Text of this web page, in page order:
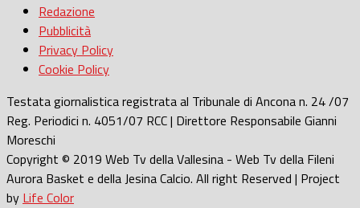
Redazione
Pubblicità
Privacy Policy
Cookie Policy
Testata giornalistica registrata al Tribunale di Ancona n. 24 /07
Reg. Periodici n. 4051/07 RCC | Direttore Responsabile Gianni
Moreschi
Copyright © 2019 Web Tv della Vallesina - Web Tv della Fileni
Aurora Basket e della Jesina Calcio. All right Reserved | Project
by Life Color